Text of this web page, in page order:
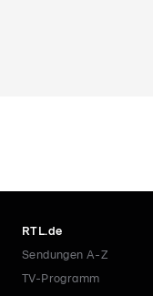
RTL.de
Sendungen A-Z
TV-Programm